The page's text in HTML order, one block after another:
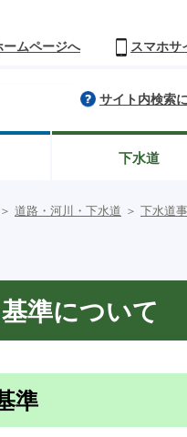
ームページへ スマホサ
サイト内検索
下水道
＞ 道路・河川・下水道 ＞ 下水道
準について
準